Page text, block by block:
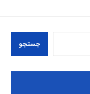
جستجو